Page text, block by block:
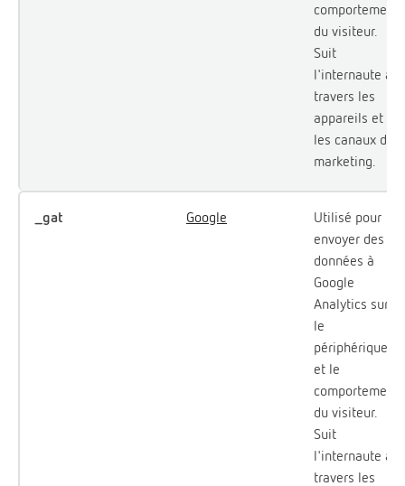
comportement
du visiteur.
Suit
l'internaute à
travers les
appareils et
les canaux de
marketing.
_gat Google
Utilisé pour
envoyer des
données à
Google
Analytics sur
le
périphérique
et le
comportement
du visiteur.
Suit
l'internaute à
travers les